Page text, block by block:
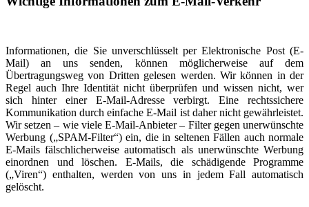
Informationen, die Sie unverschlüsselt per Elektronische Post (E-
Mail) an uns senden, können möglicherweise auf dem
Übertragungsweg von Dritten gelesen werden. Wir können in der
Regel auch Ihre Identität nicht überprüfen und wissen nicht, wer
sich hinter einer E-Mail-Adresse verbirgt. Eine rechtssichere
Kommunikation durch einfache E-Mail ist daher nicht gewährleistet.
Wir setzen – wie viele E-Mail-Anbieter – Filter gegen unerwünschte
Werbung („SPAM-Filter“) ein, die in seltenen Fällen auch normale
E-Mails fälschlicherweise automatisch als unerwünschte Werbung
einordnen und löschen. E-Mails, die schädigende Programme
(„Viren“) enthalten, werden von uns in jedem Fall automatisch
gelöscht.